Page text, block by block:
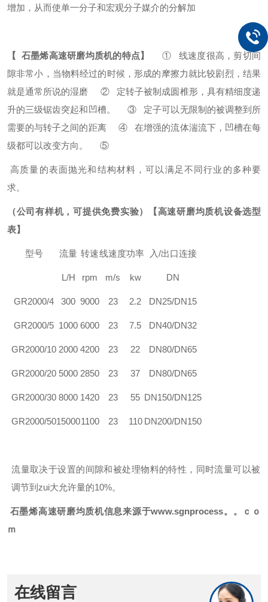
增加，从而使单一分子和宏观分子媒介的分解加
【 石墨烯高速研磨均质机的特点】
① 线速度很高，剪切间
隙非常小，当物料经过的时候，形成的摩擦力就比较剧烈，结果
就是通常所说的湿磨 ② 定转子被制成圆椎形，具有精细度递
升的三级锯齿突起和凹槽。
③ 定子可以无限制的被调整到所
需要的与转子之间的距离④ 在增强的流体湍流下，凹槽在每
级都可以改变方向。
⑤
高质量的表面抛光和结构材料，可以满足不同行业的多种要
求。
（公司有样机，可提供免费实验） 【高速研磨均质机设备选型
表】
型号 流量
L/H
转速
rpm
线速度
m/s
功率
kw
入/出口连接
DN
GR2000/4 300 9000 23 2.2 DN25/DN15
GR2000/5 1000 6000 23 7.5 DN40/DN32
GR2000/10 2000 4200 23 22 DN80/DN65
GR2000/20 5000 2850 23 37 DN80/DN65
GR2000/30 8000 1420 23 55 DN150/DN125
GR2000/50150001100 23 110 DN200/DN150
流量取决于设置的间隙和被处理物料的特性，同时流量可以被
调节到zui大允许量的10%。
石墨烯高速研磨均质机信息来源于www.sgnprocess。。ｃｏ
ｍ
在线留言